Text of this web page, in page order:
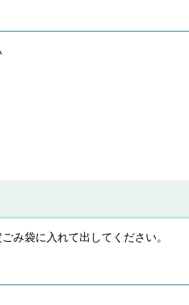
み袋に入れて出してください。